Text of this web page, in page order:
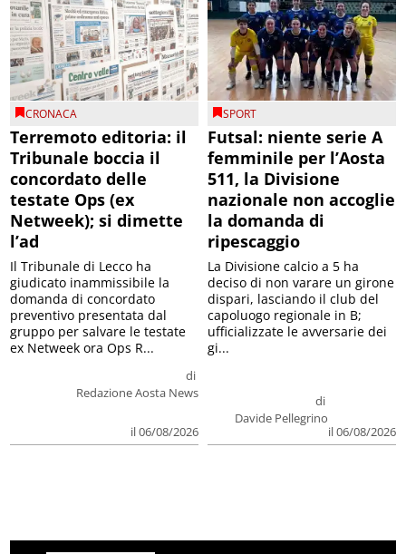
CRONACA
Terremoto editoria: il
Tribunale boccia il
concordato delle
testate Ops (ex
Netweek); si dimette
l’ad
di
Redazione Aosta News
il 06/08/2026
Il Tribunale di Lecco ha
giudicato inammissibile la
domanda di concordato
preventivo presentata dal
gruppo per salvare le testate
ex Netweek ora Ops R...
SPORT
Futsal: niente serie A
femminile per l’Aosta
511, la Divisione
nazionale non accoglie
la domanda di
ripescaggio
di
Davide Pellegrino
il 06/08/2026
La Divisione calcio a 5 ha
deciso di non varare un girone
dispari, lasciando il club del
capoluogo regionale in B;
ufficializzate le avversarie dei
gi...